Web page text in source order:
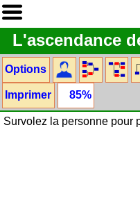
L'ascendance
Options
Imprimer 85%
Survolez la personne pour